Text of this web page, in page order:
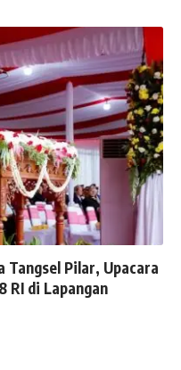
Pilar, Upacara
RI di Lapangan